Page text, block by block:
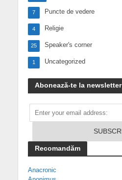
Puncte de vedere
7
Religie
4
Speaker's corner
25
Uncategorized
1
Abonează-te la newsletter
Recomandăm
Anacronic